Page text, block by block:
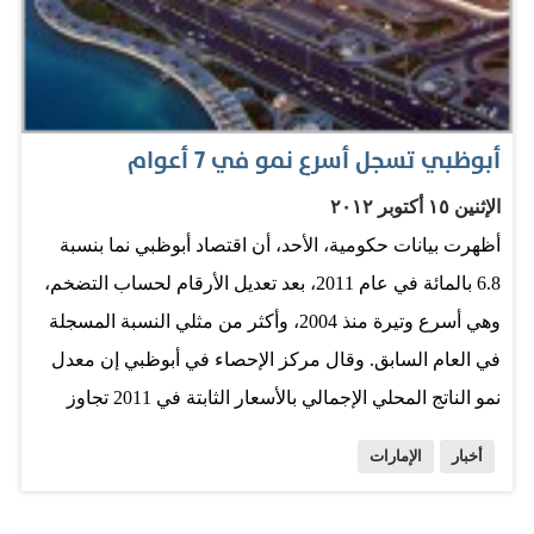
فرعاً في مختلف بلدان العالم. ويتزامن مع هذين المزادين
إقامة دار المزادات العالمية "كريستيز"، لندوة " من المحلية
إلى العالمية الفن في الشرق الأوسط" في فترة الظهيرة
بقاعة "الغودلفين" بفندق أبراج الإمارات. ويشارك في الندوة،
…
أبوظبي تسجل أسرع نمو في 7 أعوام
الإثنين ١٥ أكتوبر ٢٠١٢
أظهرت بيانات حكومية، الأحد، أن اقتصاد أبوظبي نما بنسبة
6.8 بالمائة في عام 2011، بعد تعديل الأرقام لحساب التضخم،
وهي أسرع وتيرة منذ 2004، وأكثر من مثلي النسبة المسجلة
في العام السابق. وقال مركز الإحصاء في أبوظبي إن معدل
نمو الناتج المحلي الإجمالي بالأسعار الثابتة في 2011 تجاوز
أخبار الإمارات